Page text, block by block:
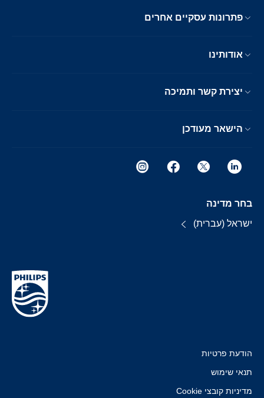
פתרונות עסקיים אחרים
אודותינו
יצירת קשר ותמיכה
הישאר מעודכן
בחר מדינה
ישראל (עברית)
הודעת פרטיות
תנאי שימוש
מדיניות קובצי Cookie